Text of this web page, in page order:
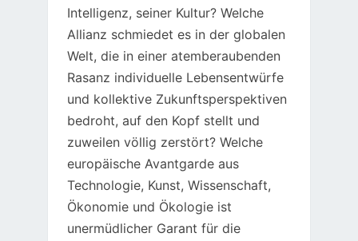
Intelligenz, seiner Kultur? Welche
Allianz schmiedet es in der globalen
Welt, die in einer atemberaubenden
Rasanz individuelle Lebensentwürfe
und kollektive Zukunftsperspektiven
bedroht, auf den Kopf stellt und
zuweilen völlig zerstört? Welche
europäische Avantgarde aus
Technologie, Kunst, Wissenschaft,
Ökonomie und Ökologie ist
unermüdlicher Garant für die